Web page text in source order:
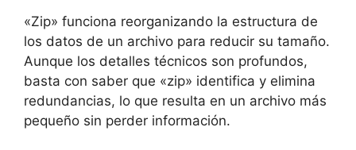
«Zip» funciona reorganizando la estructura de
los datos de un archivo para reducir su tamaño.
Aunque los detalles técnicos son profundos,
basta con saber que «zip» identifica y elimina
redundancias, lo que resulta en un archivo más
pequeño sin perder información.